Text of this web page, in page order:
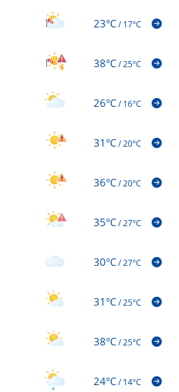
23°C/17°C
38°C/25°C
26°C/16°C
31°C/20°C
36°C/20°C
35°C/27°C
30°C/27°C
31°C/25°C
38°C/25°C
24°C/14°C